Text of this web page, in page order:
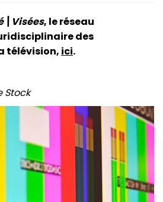
, le réseau
des
télévision, ici.
Stock